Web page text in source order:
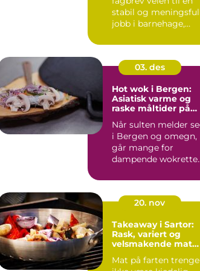
stabil og
jobb i barnehage,
03. des
Hot wok i Bergen:
Asiatisk varme og
raske måltider på
Når sulten melder
i Bergen og omegn,
går mange for
dampende wokretter
20. nov
Takeaway i Sartor:
Rask, variert og
velsmakende mat
Sartor
Mat på farten